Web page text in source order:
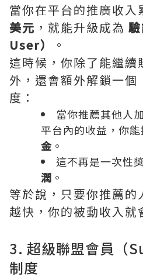
當你在平台的推廣收入
美元 ，就能升級成為
User）
。
這時候，你除了能繼續
外，還會額外解鎖一個
度：
當你推薦其他人
平台內的收益，你能
金 。
這不再是一次性
潤 。
等於說，只要你推薦的
越快，你的被動收入就
3. 超級聯盟會員（
制度